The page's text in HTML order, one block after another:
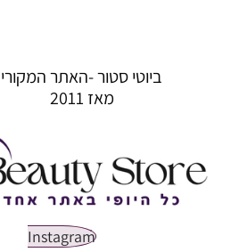
ביוטי סטור -האתר המקורי
מאז 2011
Instagram